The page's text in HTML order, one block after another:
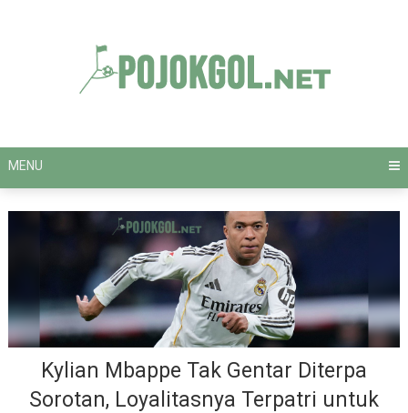
MENU
Kylian Mbappe Tak Gentar Diterpa
Sorotan, Loyalitasnya Terpatri untuk